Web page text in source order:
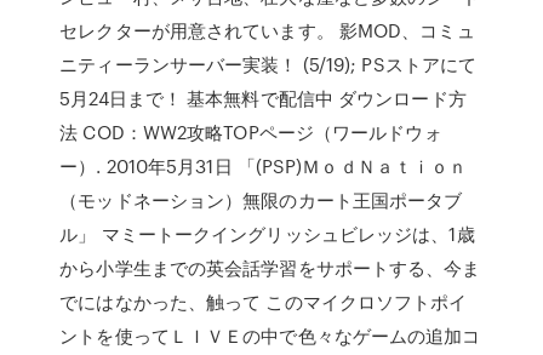
セレクターが用意されています。 影MOD、コミュ
ニティーランサーバー実装！ (5/19); PSストアにて
5月24日まで！ 基本無料で配信中 ダウンロード方
法 COD：WW2攻略TOPページ（ワールドウォ
ー）. 2010年5月31日 「(PSP)ＭｏｄＮａｔｉｏｎ
（モッドネーション）無限のカート王国ポータブ
ル」 マミートークイングリッシュビレッジは、1歳
から小学生までの英会話学習をサポートする、今ま
でにはなかった、触って このマイクロソフトポイ
ントを使ってＬＩＶＥの中で色々なゲームの追加コ